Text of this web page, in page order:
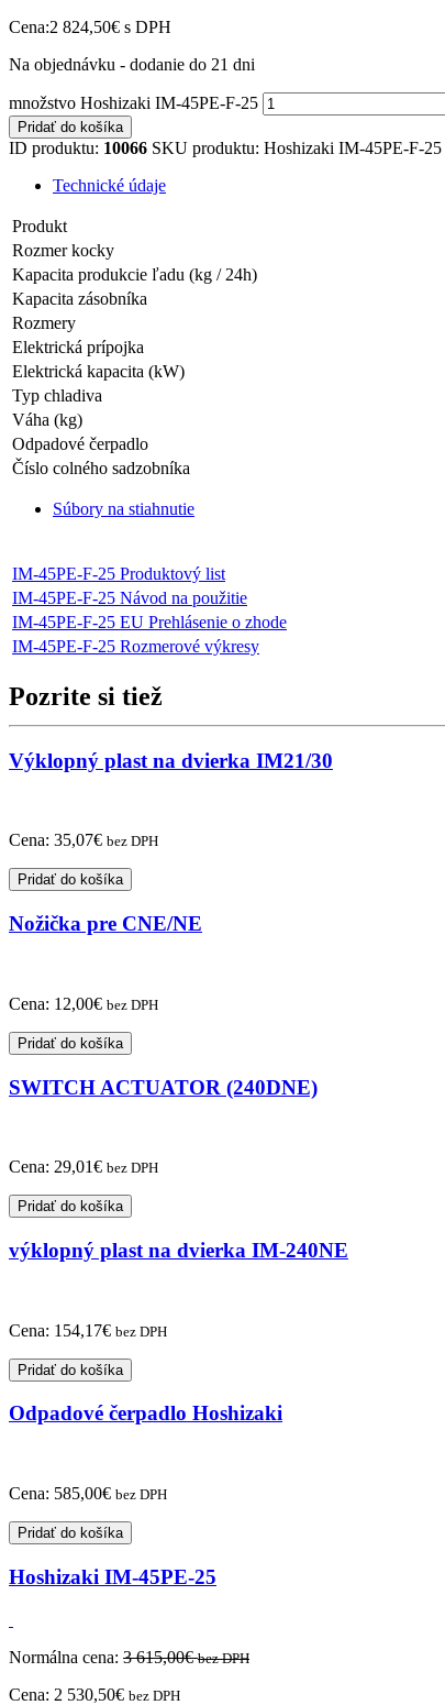
Cena:2 824,50€ s DPH
Na objednávku - dodanie do 21 dni
množstvo Hoshizaki IM-45PE-F-25
Pridať do košíka
ID produktu: 10066 SKU produktu: Hoshizaki IM-45PE-F-25
Technické údaje
Produkt
Rozmer kocky
Kapacita produkcie ľadu (kg / 24h)
Kapacita zásobníka
Rozmery
Elektrická prípojka
Elektrická kapacita (kW)
Typ chladiva
Váha (kg)
Odpadové čerpadlo
Číslo colného sadzobníka
Súbory na stiahnutie
IM-45PE-F-25 Produktový list
IM-45PE-F-25 Návod na použitie
IM-45PE-F-25 EU Prehlásenie o zhode
IM-45PE-F-25 Rozmerové výkresy
Pozrite si tiež
Výklopný plast na dvierka IM21/30
Cena: 35,07€ bez DPH
Pridať do košíka
Nožička pre CNE/NE
Cena: 12,00€ bez DPH
Pridať do košíka
SWITCH ACTUATOR (240DNE)
Cena: 29,01€ bez DPH
Pridať do košíka
výklopný plast na dvierka IM-240NE
Cena: 154,17€ bez DPH
Pridať do košíka
Odpadové čerpadlo Hoshizaki
Cena: 585,00€ bez DPH
Pridať do košíka
Hoshizaki IM-45PE-25
Normálna cena: 3 615,00€ bez DPH
Cena: 2 530,50€ bez DPH